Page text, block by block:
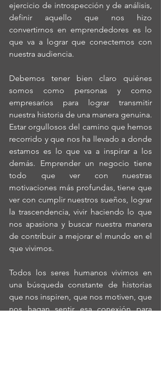
ejercicio de introspección y de análisis,
definir aquello que nos hizo
convertirnos en emprendedores es lo
que va a lograr que conectemos con
nuestra audiencia.
Debemos tener bien claro quiénes
somos como personas y como
empresarios para lograr transmitir
nuestra historia de una manera genuina.
Estar orgullosos del camino que hemos
recorrido y que nos ha llevado a donde
estamos es lo que va a inspirar a los
demás. Emprender un negocio tiene
todo que ver con nuestras
motivaciones más profundas, tiene que
ver con cumplir nuestros sueños, lograr
la trascendencia, vivir haciendo lo que
nos apasiona y buscar nuestra manera
de contribuir a mejorar el mundo en el
que vivimos.
Todos los seres humanos vivimos en
una búsqueda constante de historias
que nos inspiren, que nos motiven, que
nos hagan sentir esa conexión para